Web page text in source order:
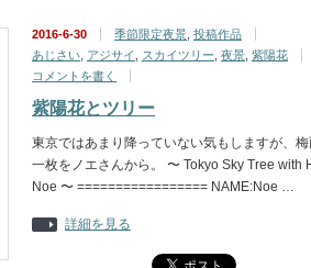
2016-6-30 季節限定夜景 投稿作品
あじさい アジサイ スカイツリー 夜景 紫陽花
コメントを書く
紫陽花とツリー
東京ではあまり降っていない気もしますが、
一枚をノエさんから。 〜 Tokyo Sky Tree
Noe 〜 ================= NAME:Noe …
詳細を見る